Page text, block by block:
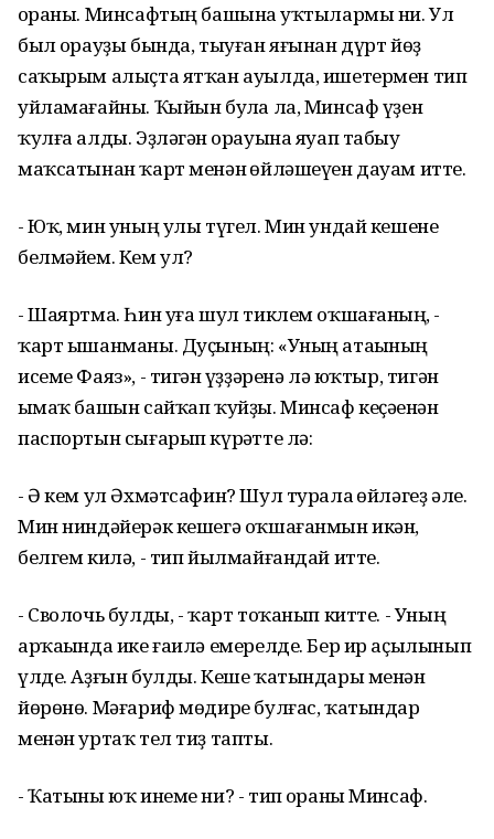
һораны. Минсафтың башына һуҡтылармы ни. Ул
был һорауҙы бында, тыуған яғынан дүрт йөҙ
саҡырым алыҫта ятҡан ауылда, ишетермен тип
уйламағайны. Ҡыйын булһа ла, Минсаф үҙен
ҡулға алды. Эҙләгән һорауына яуап табыу
маҡсатынан ҡарт менән һөйләшеүен дауам итте.
- Юҡ, мин уның улы түгел. Мин ундай кешене
белмәйем. Кем ул?
- Шаяртма. Һин уға шул тиклем оҡшағанһың, -
ҡарт ышанманы. Дуҫының: «Уның атаһының
исеме Фаяз», - тигән һүҙҙәренә лә юҡтыр, тигән
һымаҡ башын сайҡап ҡуйҙы. Минсаф кеҫәһенән
паспортын сығарып күрһәтте лә:
- Ә кем ул Әхмәтсафин? Шул турала һөйләгеҙ әле.
Мин ниндәйерәк кешегә оҡшағанмын икән,
белгем килә, - тип йылмайғандай итте.
- Сволочь булды, - ҡарт тоҡанып китте. - Уның
арҡаһында ике ғаилә емерелде. Бер ир аҫылынып
үлде. Аҙғын булды. Кеше ҡатындары менән
йөрөнө. Мәғариф мөдире булғас, ҡатындар
менән уртаҡ тел тиҙ тапты.
- Ҡатыны юҡ инеме ни? - тип һораны Минсаф.